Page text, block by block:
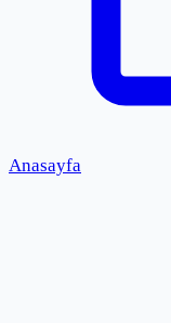
Anasayfa